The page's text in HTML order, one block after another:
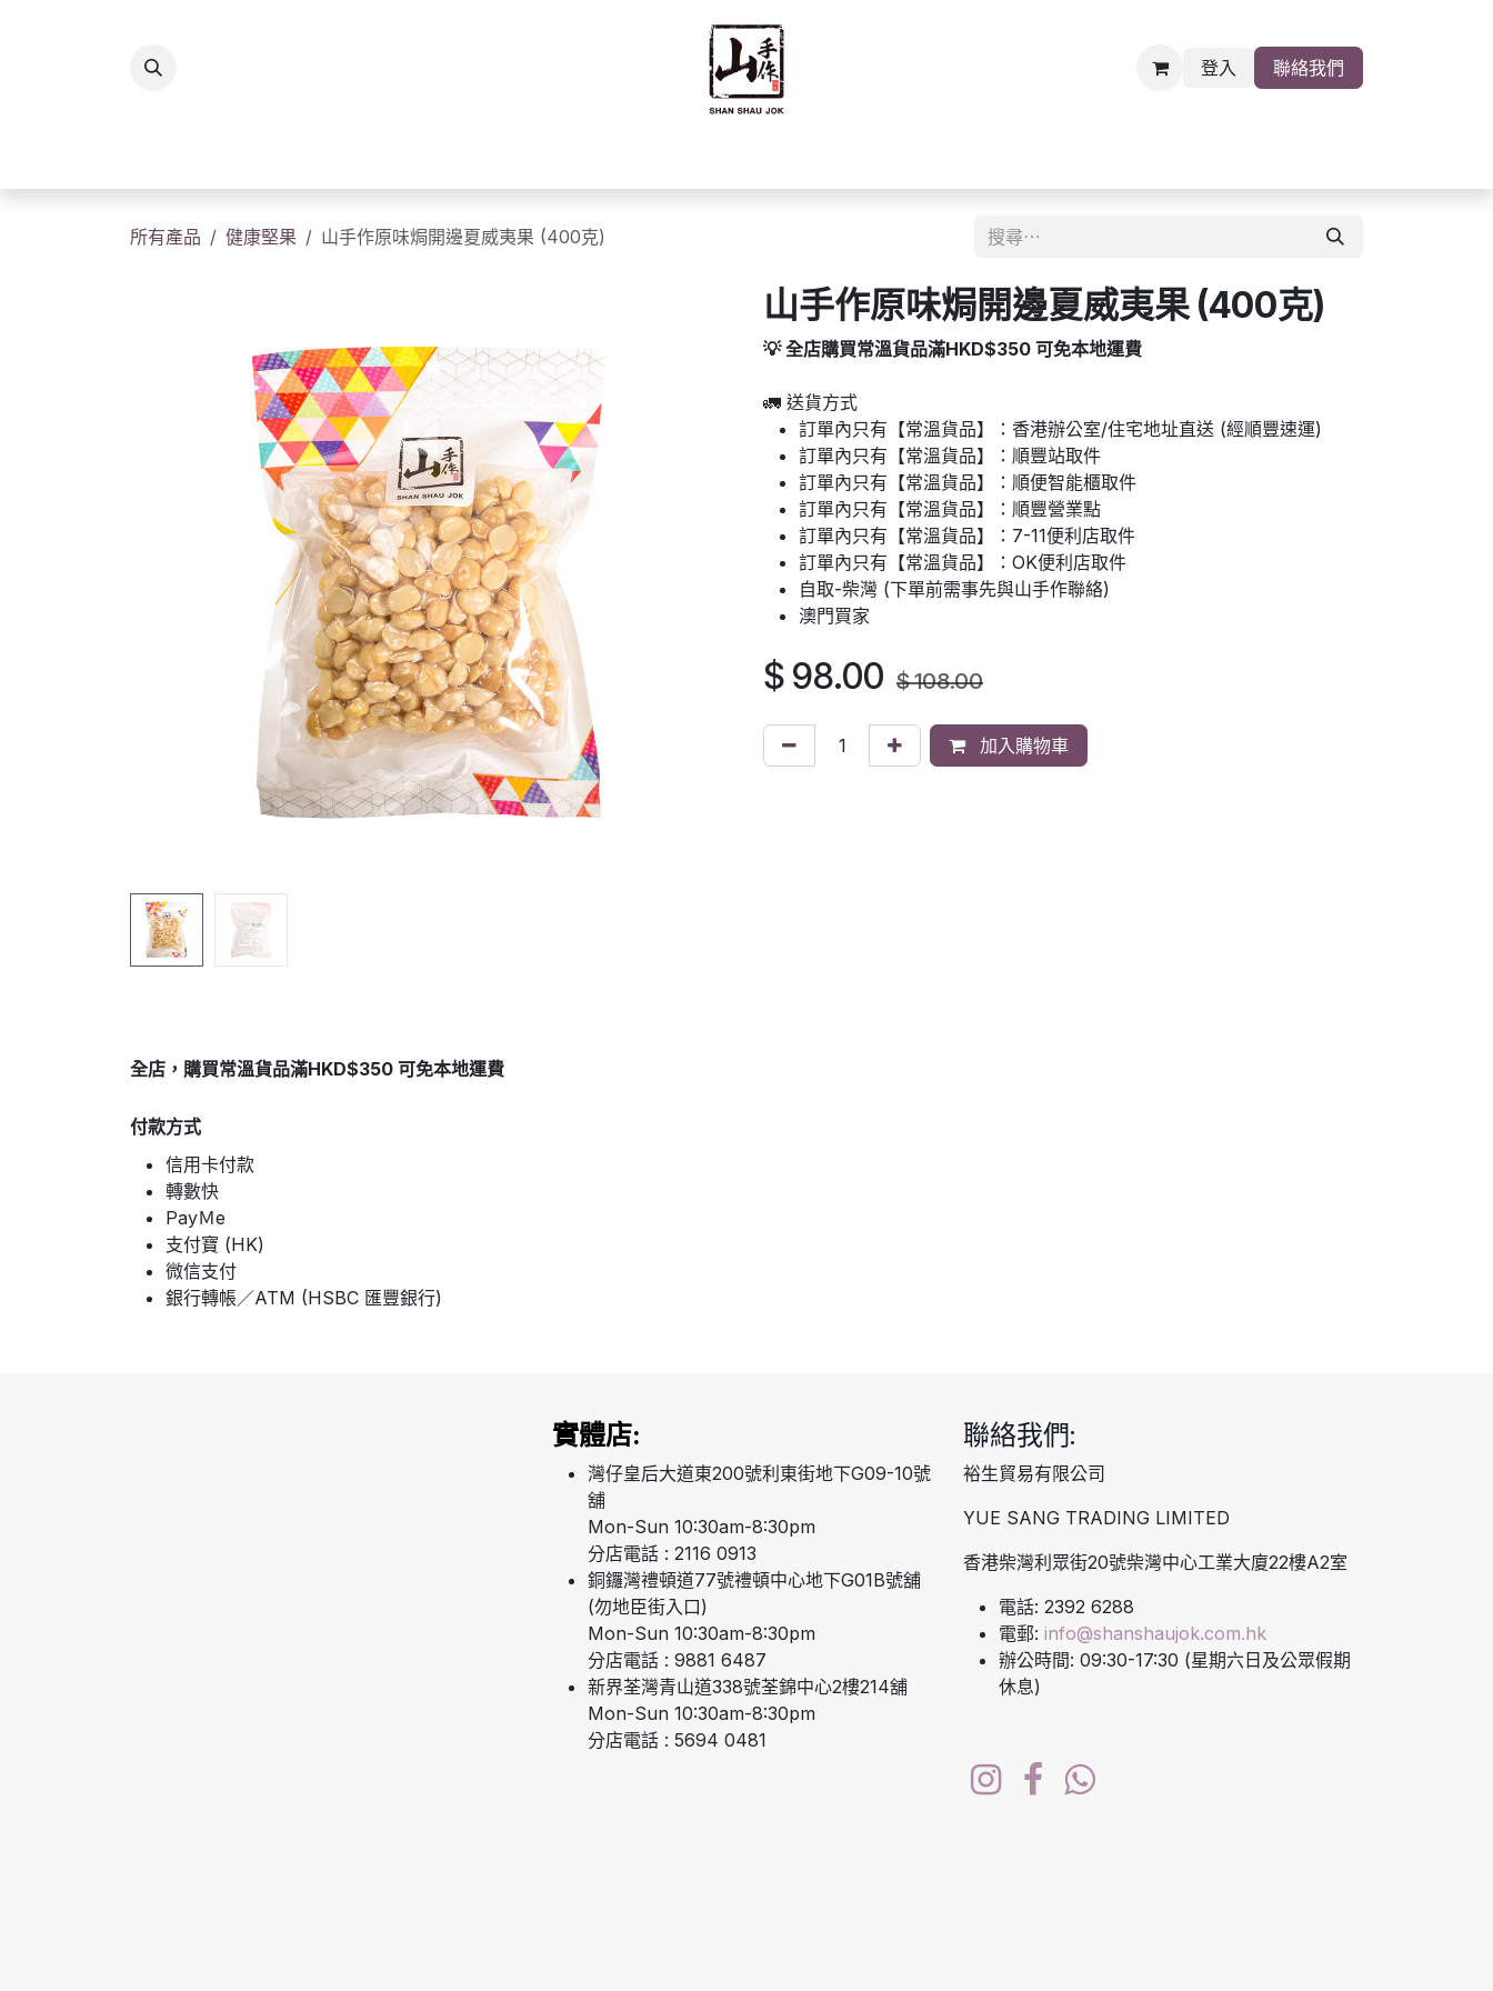
登入 聯絡我們
所有產品 健康堅果 山手作原味焗開邊夏威夷果 (400克)
山手作原味焗開邊夏威夷果 (400克)
💡 全店購買常溫貨品滿HKD$350 可免本地運費
🚛 送貨方式
訂單內只有【常溫貨品】：香港辦公室/住宅地址直送 (經順豐速運)
訂單內只有【常溫貨品】：順豐站取件
訂單內只有【常溫貨品】：順便智能櫃取件
訂單內只有【常溫貨品】：順豐營業點
訂單內只有【常溫貨品】：7-11便利店取件
訂單內只有【常溫貨品】：OK便利店取件
自取-柴灣 (下單前需事先與山手作聯絡)
澳門買家
$ 98.00 $108.00
加入購物車
全店，購買常溫貨品滿HKD$350 可免本地運費
付款方式
信用卡付款
轉數快
PayＭe
支付寶 (HK)
微信支付
銀行轉帳／ATM (HSBC 匯豐銀行)
聯絡我們:
裕生貿易有限公司
YUE SANG TRADING LIMITED
香港柴灣利眾街20號柴灣中心工業大廈22樓A2室
電話: 2392 6288
電郵: info@shanshaujok.com.hk
辦公時間: 09:30-17:30 (星期六日及公眾假期
休息)
實體店:
灣仔皇后大道東200號利東街地下G09-10號
舖
Mon-Sun 10:30am-8:30pm
分店電話 : 2116 0913
銅鑼灣禮頓道77號禮頓中心地下G01B號舖
(勿地臣街入口)
Mon-Sun 10:30am-8:30pm
分店電話 : 9881 6487
新界荃灣青山道338號荃錦中心2樓214舖
Mon-Sun 10:30am-8:30pm
分店電話 : 5694 0481